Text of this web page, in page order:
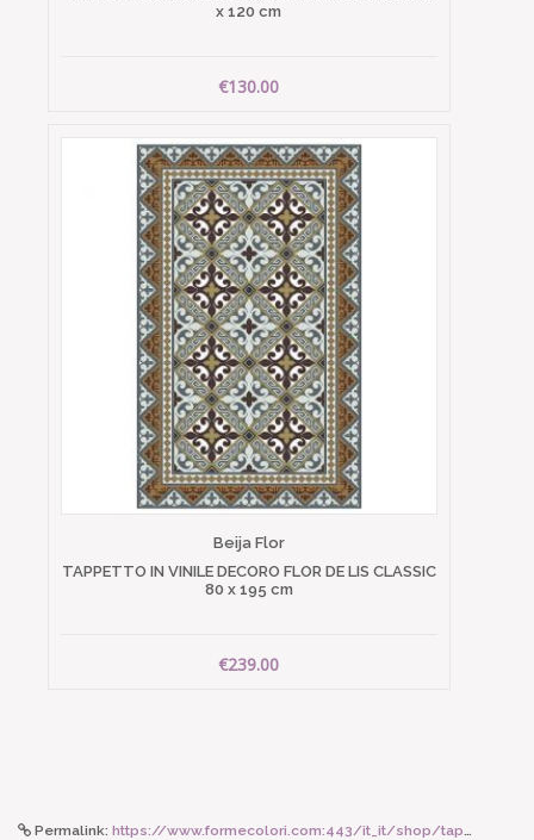
x 120 cm
€130.00
Beija Flor
TAPPETTO IN VINILE DECORO FLOR DE LIS CLASSIC
80 x 195 cm
€239.00
Permalink: https://www.formecolori.com:443/it_it/shop/tappeti_pappelina/belle/pappelina_pappelina_tappeto_belle_warm_grey_60_x_125_cm/2909